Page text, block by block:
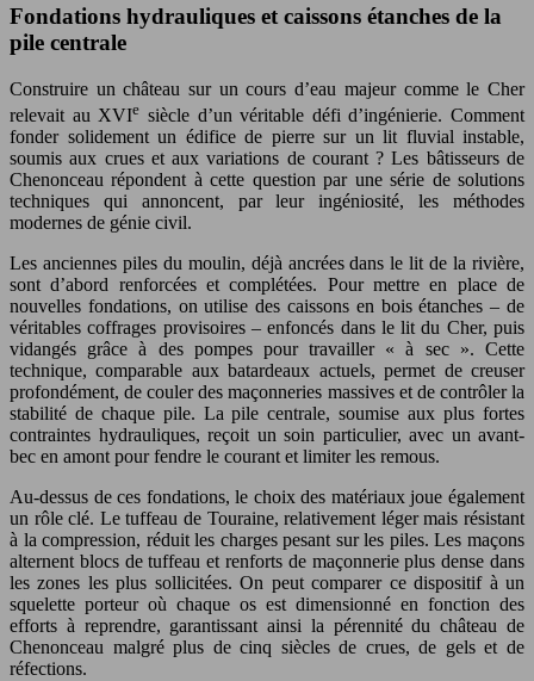
Fondations hydrauliques et caissons étanches de la
pile centrale
Construire un château sur un cours d’eau majeur comme le Cher
relevait au XVIe siècle d’un véritable défi d’ingénierie. Comment
fonder solidement un édifice de pierre sur un lit fluvial instable,
soumis aux crues et aux variations de courant ? Les bâtisseurs de
Chenonceau répondent à cette question par une série de solutions
techniques qui annoncent, par leur ingéniosité, les méthodes
modernes de génie civil.
Les anciennes piles du moulin, déjà ancrées dans le lit de la rivière,
sont d’abord renforcées et complétées. Pour mettre en place de
nouvelles fondations, on utilise des caissons en bois étanches – de
véritables coffrages provisoires – enfoncés dans le lit du Cher, puis
vidangés grâce à des pompes pour travailler « à sec ». Cette
technique, comparable aux batardeaux actuels, permet de creuser
profondément, de couler des maçonneries massives et de contrôler la
stabilité de chaque pile. La pile centrale, soumise aux plus fortes
contraintes hydrauliques, reçoit un soin particulier, avec un avant-
bec en amont pour fendre le courant et limiter les remous.
Au-dessus de ces fondations, le choix des matériaux joue également
un rôle clé. Le tuffeau de Touraine, relativement léger mais résistant
à la compression, réduit les charges pesant sur les piles. Les maçons
alternent blocs de tuffeau et renforts de maçonnerie plus dense dans
les zones les plus sollicitées. On peut comparer ce dispositif à un
squelette porteur où chaque os est dimensionné en fonction des
efforts à reprendre, garantissant ainsi la pérennité du château de
Chenonceau malgré plus de cinq siècles de crues, de gels et de
réfections.